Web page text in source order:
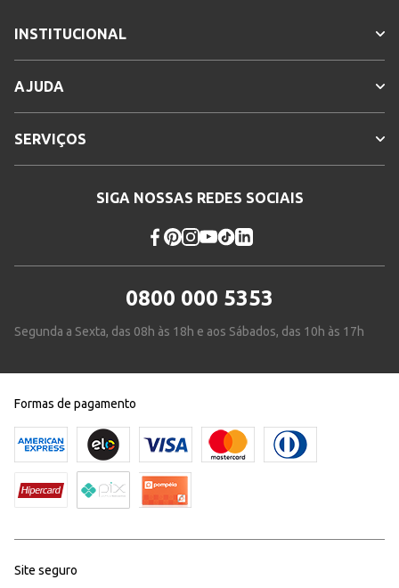
INSTITUCIONAL
AJUDA
SERVIÇOS
SIGA NOSSAS REDES SOCIAIS
0800 000 5353
Segunda a Sexta, das 08h às 18h e aos Sábados, das 10h às 17h
Formas de pagamento
Site seguro